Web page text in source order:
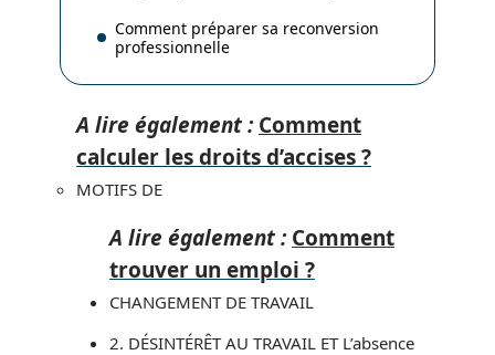
Comment préparer sa reconversion
professionnelle
A lire également : Comment
calculer les droits d’accises ?
MOTIFS DE
A lire également : Comment
trouver un emploi ?
CHANGEMENT DE TRAVAIL
2. DÉSINTÉRÊT AU TRAVAIL ET L’absence